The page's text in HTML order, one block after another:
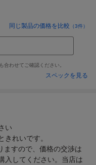
同じ製品の価格を比較 （3件）
合わせてご確認ください。
スペックを見る
い
れいです。
ますので、価格の交渉は
入してください。当店は